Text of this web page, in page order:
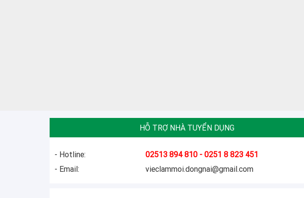
HỖ TRỢ NHÀ TUYỂN DỤNG
- Hotline:
02513 894 810 - 0251 8 823 451
- Email:
vieclammoi.dongnai@gmail.com